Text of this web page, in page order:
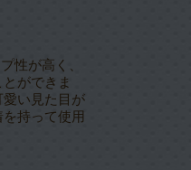
性が高く、
ができま
い見た目が
持って使用